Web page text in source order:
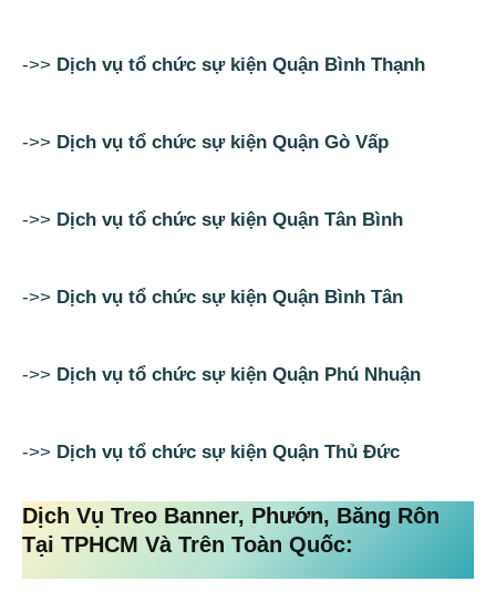
->> Dịch vụ tổ chức sự kiện Quận Bình Thạnh
->> Dịch vụ tổ chức sự kiện Quận Gò Vấp
->> Dịch vụ tổ chức sự kiện Quận Tân Bình
->> Dịch vụ tổ chức sự kiện Quận Bình Tân
->> Dịch vụ tổ chức sự kiện Quận Phú Nhuận
->> Dịch vụ tổ chức sự kiện Quận Thủ Đức
Dịch Vụ Treo Banner, Phướn, Băng Rôn
Tại TPHCM Và Trên Toàn Quốc: